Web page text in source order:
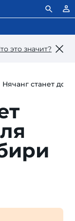
это значит?
Нячанг станет